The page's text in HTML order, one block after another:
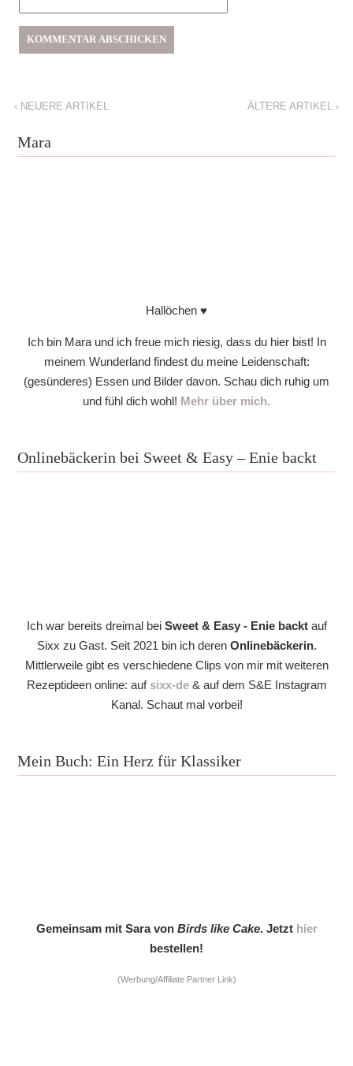
‹NEUERE ARTIKEL ÄLTERE ARTIKEL ›
Mara
Hallöchen ♥
Ich bin Mara und ich freue mich riesig, dass du hier bist! In
meinem Wunderland findest du meine Leidenschaft:
(gesünderes) Essen und Bilder davon. Schau dich ruhig um
und fühl dich wohl! Mehr über mich.
Onlinebäckerin bei Sweet & Easy – Enie backt
Ich war bereits dreimal bei Sweet & Easy - Enie backtauf
Sixx zu Gast. Seit 2021 bin ich deren Onlinebäckerin.
Mittlerweile gibt es verschiedene Clips von mir mit weiteren
Rezeptideen online: auf sixx-de& auf dem S&E Instagram
Kanal. Schaut mal vorbei!
Mein Buch: Ein Herz für Klassiker
Gemeinsam mit Sara von Birds like Cake. Jetzt hier
bestellen!
(Werbung/Affiliate Partner Link)